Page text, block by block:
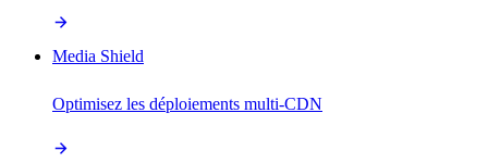
Media Shield
Optimisez les déploiements multi-CDN